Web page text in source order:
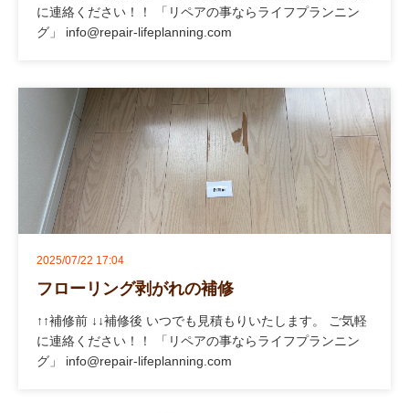
に連絡ください！！ 「リペアの事ならライフプランニン
グ」 info@repair-lifeplanning.com
2025/07/22 17:04
フローリング剥がれの補修
↑↑補修前 ↓↓補修後 いつでも見積もりいたします。 ご気軽
に連絡ください！！ 「リペアの事ならライフプランニン
グ」 info@repair-lifeplanning.com